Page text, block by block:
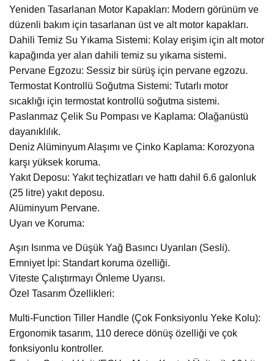
Yeniden Tasarlanan Motor Kapakları: Modern görünüm ve
düzenli bakım için tasarlanan üst ve alt motor kapakları.
Dahili Temiz Su Yıkama Sistemi: Kolay erişim için alt motor
kapağında yer alan dahili temiz su yıkama sistemi.
Pervane Egzozu: Sessiz bir sürüş için pervane egzozu.
Termostat Kontrollü Soğutma Sistemi: Tutarlı motor
sıcaklığı için termostat kontrollü soğutma sistemi.
Paslanmaz Çelik Su Pompası ve Kaplama: Olağanüstü
dayanıklılık.
Deniz Alüminyum Alaşımı ve Çinko Kaplama: Korozyona
karşı yüksek koruma.
Yakıt Deposu: Yakıt teçhizatları ve hattı dahil 6.6 galonluk
(25 litre) yakıt deposu.
Alüminyum Pervane.
Uyarı ve Koruma:
Aşırı Isınma ve Düşük Yağ Basıncı Uyarıları (Sesli).
Emniyet İpi: Standart koruma özelliği.
Viteste Çalıştırmayı Önleme Uyarısı.
Özel Tasarım Özellikleri:
Multi-Function Tiller Handle (Çok Fonksiyonlu Yeke Kolu):
Ergonomik tasarım, 110 derece dönüş özelliği ve çok
fonksiyonlu kontroller.